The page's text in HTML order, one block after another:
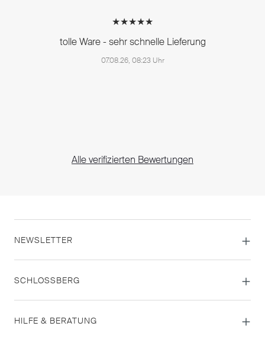
★★★★★
tolle Ware - sehr schnelle Lieferung
07.08.26, 08:23 Uhr
Alle verifizierten Bewertungen
NEWSLETTER
SCHLOSSBERG
HILFE & BERATUNG